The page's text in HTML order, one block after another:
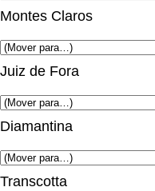
Montes Claros
Juiz de Fora
Diamantina
Transcotta